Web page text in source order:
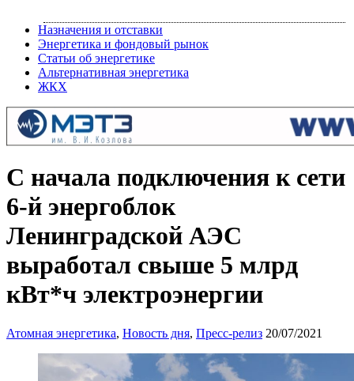
Назначения и отставки
Энергетика и фондовый рынок
Статьи об энергетике
Альтернативная энергетика
ЖКХ
С начала подключения к сети
6-й энергоблок
Ленинградской АЭС
выработал свыше 5 млрд
кВт*ч электроэнергии
Атомная энергетика, Новость дня, Пресс-релиз 20/07/2021